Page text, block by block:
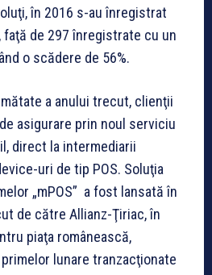
în 2016 s-au înregistrat
de 297 înregistrate cu un
o scădere de 56%.
a anului trecut, clienţii
asigurare prin noul serviciu
direct la intermediarii
uri de tip POS. Soluţia
„mPOS” a fost lansată în
de către Allianz-Ţiriac, în
piaţa românească,
lunare tranzacţionate